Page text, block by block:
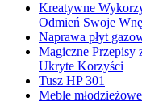
Kreatywne
Odmień Swoje
Naprawa płyt
Magiczne Przepisy
Ukryte Korzyści
Tusz HP 301
Meble